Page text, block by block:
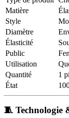
Matière
Style
Diamètre
Élasticité
Public
Utilisation
Quantité
1
État
🧵 Technologie